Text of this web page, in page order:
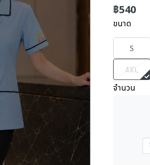
฿540
ขนาด
S
4XL
จำนวน